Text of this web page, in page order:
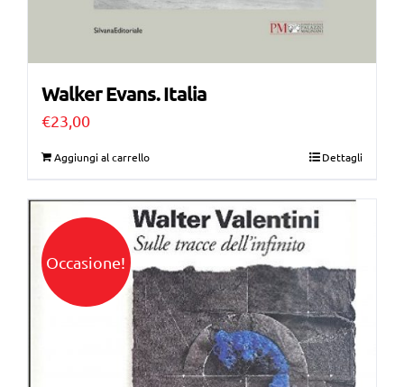
Walker Evans. Italia
€23,00
Aggiungi al carrello Dettagli
Occasione!